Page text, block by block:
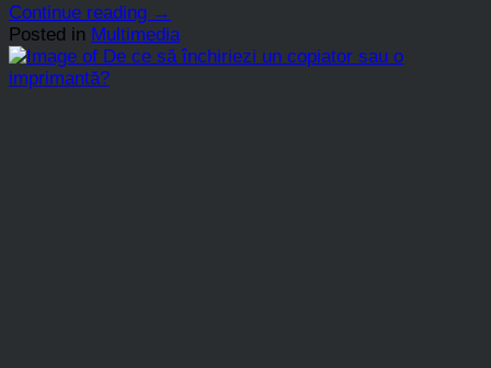
Continue reading →
Posted in Multimedia